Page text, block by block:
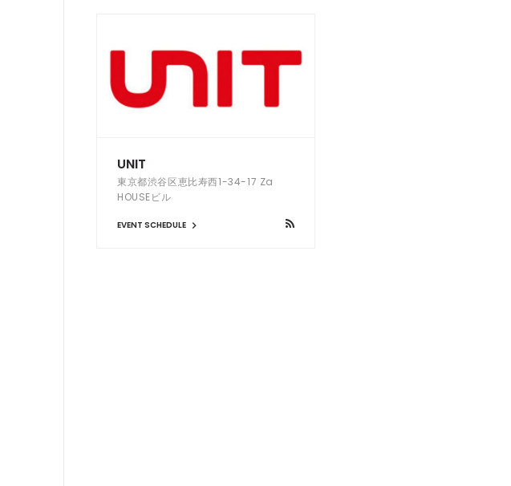
UNIT
東京都渋谷区恵比寿西1-34-17 Za
HOUSEビル
EVENT SCHEDULE